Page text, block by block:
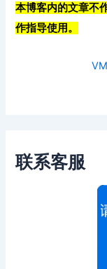
本博客内的文章不
作指导使用。
联系客服